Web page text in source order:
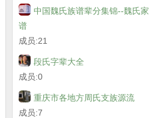
中国魏氏族谱辈分集锦--魏氏家
谱
成员:21
段氏字辈大全
成员:0
重庆市各地方周氏支族源流
成员:7